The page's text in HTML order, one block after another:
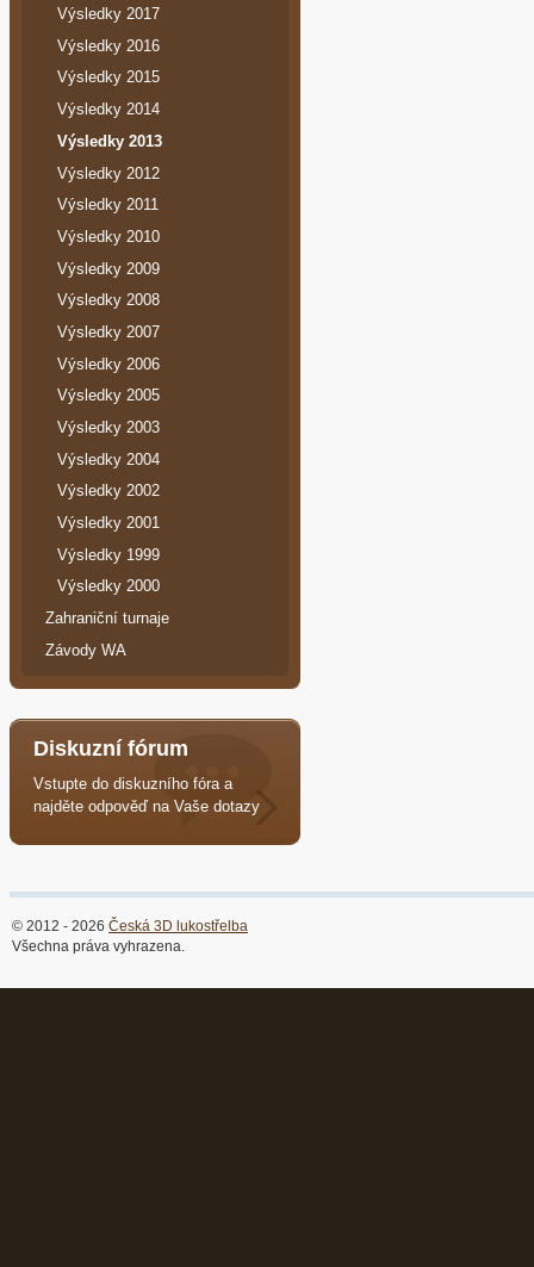
Výsledky 2017
Výsledky 2016
Výsledky 2015
Výsledky 2014
Výsledky 2013
Výsledky 2012
Výsledky 2011
Výsledky 2010
Výsledky 2009
Výsledky 2008
Výsledky 2007
Výsledky 2006
Výsledky 2005
Výsledky 2003
Výsledky 2004
Výsledky 2002
Výsledky 2001
Výsledky 1999
Výsledky 2000
Zahraniční turnaje
Závody WA
Diskuzní fórum
Vstupte do diskuzního fóra a
najděte odpověď na Vaše dotazy
© 2012 - 2026 Česká 3D lukostřelba
Všechna práva vyhrazena.